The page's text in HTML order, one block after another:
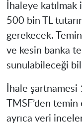
İhaleye katılmak
500 bin TL
gerekecek.
ve kesin banka
sunulabileceği
İhale şartnamesi
TMSF’den
ayrıca veri